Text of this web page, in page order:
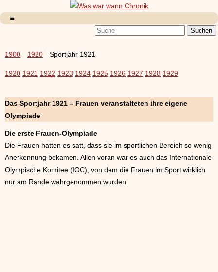
1900 1920 Sportjahr 1921
1920 1921 1922 1923 1924 1925 1926 1927 1928 1929
Das Sportjahr 1921 – Frauen veranstalteten ihre eigene
Olympiade
Die erste Frauen-Olympiade
Die Frauen hatten es satt, dass sie im sportlichen Bereich so wenig
Anerkennung bekamen. Allen voran war es auch das Internationale
Olympische Komitee (IOC), von dem die Frauen im Sport wirklich
nur am Rande wahrgenommen wurden.